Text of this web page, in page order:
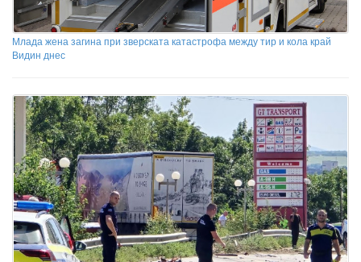
Млада жена загина при зверската катастрофа между тир и кола край
Видин днес